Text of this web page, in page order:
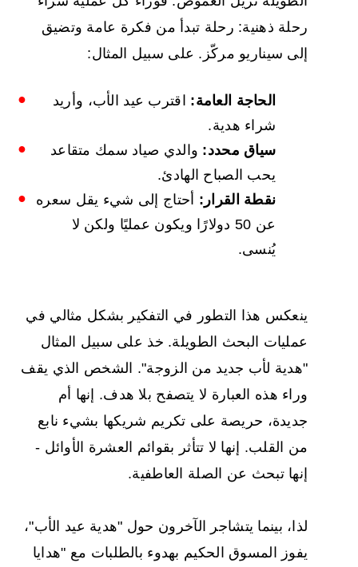
رحلة ذهنية: رحلة تبدأ من فكرة عامة وتضيق
إلى سيناريو مركّز. على سبيل المثال:
الحاجة العامة:
اقترب عيد الأب، وأريد
شراء هدية.
سياق محدد: والدي صياد سمك متقاعد
يحب الصباح الهادئ.
نقطة القرار:
أحتاج إلى شيء يقل سعره
عن 50 دولارًا ويكون عمليًا ولكن لا
يُنسى.
ينعكس هذا التطور في التفكير بشكل مثالي في
عمليات البحث الطويلة. خذ على سبيل المثال
"هدية لأب جديد من الزوجة". الشخص الذي يقف
وراء هذه العبارة لا يتصفح بلا هدف. إنها أم
جديدة، حريصة على تكريم شريكها بشيء نابع
من القلب. إنها لا تتأثر بقوائم العشرة الأوائل -
إنها تبحث عن الصلة العاطفية.
لذا، بينما يتشاجر الآخرون حول "هدية عيد الأب"،
يفوز المسوق الحكيم بهدوء بالطلبات مع "هدايا